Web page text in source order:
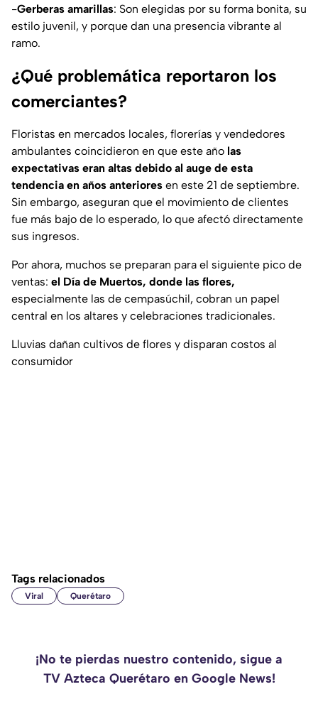
-Gerberas amarillas: Son elegidas por su forma bonita, su
estilo juvenil, y porque dan una presencia vibrante al
ramo.
¿Qué problemática reportaron los
comerciantes?
Floristas en mercados locales, florerías y vendedores
ambulantes coincidieron en que este año las
expectativas eran altas debido al auge de esta
tendencia en años anteriores en este 21 de septiembre.
Sin embargo, aseguran que el movimiento de clientes
fue más bajo de lo esperado, lo que afectó directamente
sus ingresos.
Por ahora, muchos se preparan para el siguiente pico de
ventas: el Día de Muertos, donde las flores,
especialmente las de cempasúchil, cobran un papel
central en los altares y celebraciones tradicionales.
Lluvias dañan cultivos de flores y disparan costos al
consumidor
Tags relacionados
Viral Querétaro
¡No te pierdas nuestro contenido, sigue a
TV Azteca Querétaro en Google News!